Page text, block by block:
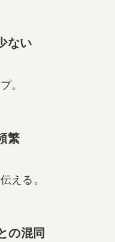
ない
。
繁
える。
の混同